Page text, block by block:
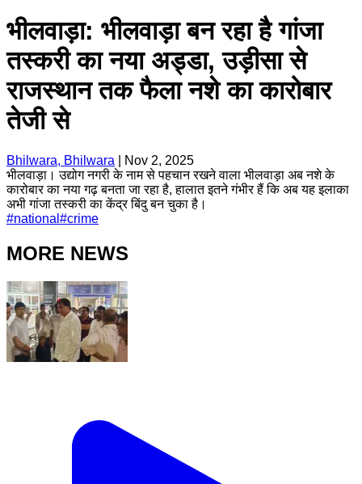
भीलवाड़ा: भीलवाड़ा बन रहा है गांजा
तस्करी का नया अड्डा, उड़ीसा से
राजस्थान तक फैला नशे का कारोबार
तेजी से
Bhilwara, Bhilwara
Nov 2, 2025
भीलवाड़ा। उद्योग नगरी के नाम से पहचान रखने वाला भीलवाड़ा अब नशे के
कारोबार का नया गढ़ बनता जा रहा है, हालात इतने गंभीर हैं कि अब यह इलाका
अभी गांजा तस्करी का केंद्र बिंदु बन चुका है।
#national #crime
MORE NEWS